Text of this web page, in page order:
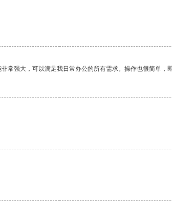
强大，可以满足我日常办公的所有需求。操作也很简单，